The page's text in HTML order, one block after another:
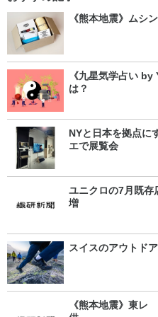
《熊本地震》ムシ
《九星気学占い
は？
NYと日本を拠点
エで展覧会
ユニクロの7月既
増
スイスのアウトド
《熊本地震》東レ